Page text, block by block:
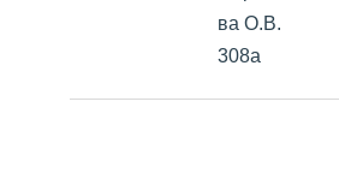
ва О.В.
308а